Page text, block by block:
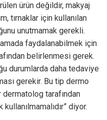
ürün değildir, makyaj
tırnaklar için kullanılan
unutmamak gerekli.
faydalanabilmek için
belirlenmesi gerek.
durumlarda daha tedaviye
gerekir. Bu tip dermo
tarafından
diyor.